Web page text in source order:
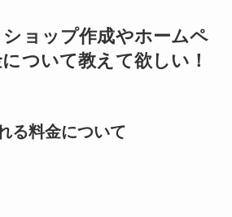
ショップ作成やホームペ
ついて教えて欲しい！
る料金について